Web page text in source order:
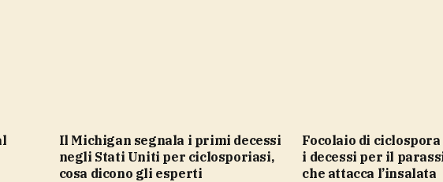
Il Michigan segnala i primi decessi
negli Stati Uniti per ciclosporiasi,
cosa dicono gli esperti
Focolaio di ciclospora in Michigan,
i decessi per il
che attacca l’insalata